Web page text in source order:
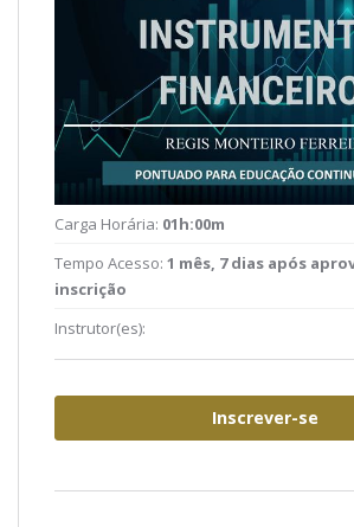
Carga Horária: 01h:00m
Tempo Acesso: 1 mês, 7 dias após
inscrição
Instrutor(es):
Inscrever-se